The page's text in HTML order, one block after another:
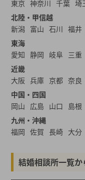
東京 神奈川 千葉 埼
北陸・甲信越
新潟 富山 石川 福井
東海
愛知 静岡 岐阜 三重
近畿
大阪 兵庫 京都 奈良
中国・四国
岡山 広島 山口 島根
九州・沖縄
福岡 佐賀 長崎 大分
結婚相談所一覧